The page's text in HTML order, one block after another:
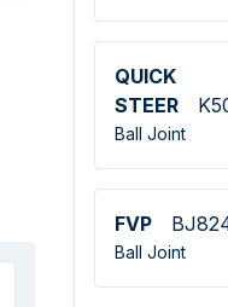
QUICK
STEER
Ball Joint
FVP
Ball Joint